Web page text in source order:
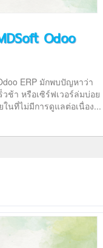
Odoo
ERP มักพบปัญหาว่า
ช้า หรือเซิร์ฟเวอร์ล่มบ่อย
ในที่ไม่มีการดูแลต่อเนื่อง...